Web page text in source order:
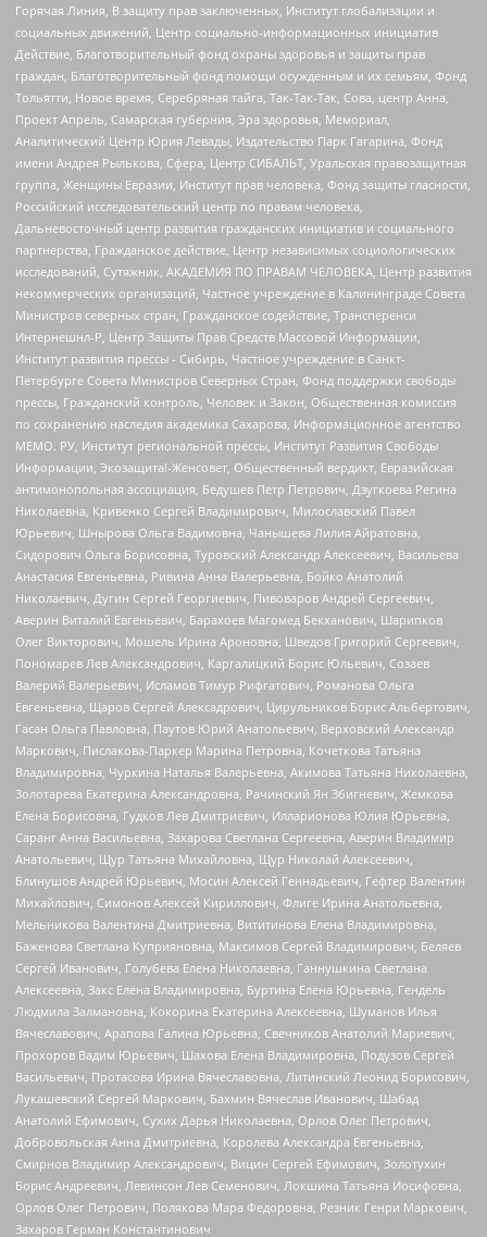
Горячая Линия, В защиту прав заключенных, Институт глобализации и
социальных движений, Центр социально-информационных инициатив
Действие, Благотворительный фонд охраны здоровья и защиты прав
граждан, Благотворительный фонд помощи осужденным и их семьям, Фонд
Тольятти, Новое время, Серебряная тайга, Так-Так-Так, Сова, центр Анна,
Проект Апрель, Самарская губерния, Эра здоровья, Мемориал,
Аналитический Центр Юрия Левады, Издательство Парк Гагарина, Фонд
имени Андрея Рылькова, Сфера, Центр СИБАЛЬТ, Уральская правозащитная
группа, Женщины Евразии, Институт прав человека, Фонд защиты гласности,
Российский исследовательский центр по правам человека,
Дальневосточный центр развития гражданских инициатив и социального
партнерства, Гражданское действие, Центр независимых социологических
исследований, Сутяжник, АКАДЕМИЯ ПО ПРАВАМ ЧЕЛОВЕКА, Центр развития
некоммерческих организаций, Частное учреждение в Калининграде Совета
Министров северных стран, Гражданское содействие, Трансперенси
Интернешнл-Р, Центр Защиты Прав Средств Массовой Информации,
Институт развития прессы - Сибирь, Частное учреждение в Санкт-
Петербурге Совета Министров Северных Стран, Фонд поддержки свободы
прессы, Гражданский контроль, Человек и Закон, Общественная комиссия
по сохранению наследия академика Сахарова, Информационное агентство
МЕМО. РУ, Институт региональной прессы, Институт Развития Свободы
Информации, Экозащита!-Женсовет, Общественный вердикт, Евразийская
антимонопольная ассоциация, Бедушев Петр Петрович, Дзугкоева Регина
Николаевна, Кривенко Сергей Владимирович, Милославский Павел
Юрьевич, Шнырова Ольга Вадимовна, Чанышева Лилия Айратовна,
Сидорович Ольга Борисовна, Туровский Александр Алексеевич, Васильева
Анастасия Евгеньевна, Ривина Анна Валерьевна, Бойко Анатолий
Николаевич, Дугин Сергей Георгиевич, Пивоваров Андрей Сергеевич,
Аверин Виталий Евгеньевич, Барахоев Магомед Бекханович, Шарипков
Олег Викторович, Мошель Ирина Ароновна, Шведов Григорий Сергеевич,
Пономарев Лев Александрович, Каргалицкий Борис Юльевич, Созаев
Валерий Валерьевич, Исламов Тимур Рифгатович, Романова Ольга
Евгеньевна, Щаров Сергей Алексадрович, Цирульников Борис Альбертович,
Гасан Ольга Павловна, Паутов Юрий Анатольевич, Верховский Александр
Маркович, Пислакова-Паркер Марина Петровна, Кочеткова Татьяна
Владимировна, Чуркина Наталья Валерьевна, Акимова Татьяна Николаевна,
Золотарева Екатерина Александровна, Рачинский Ян Збигневич, Жемкова
Елена Борисовна, Гудков Лев Дмитриевич, Илларионова Юлия Юрьевна,
Саранг Анна Васильевна, Захарова Светлана Сергеевна, Аверин Владимир
Анатольевич, Щур Татьяна Михайловна, Щур Николай Алексеевич,
Блинушов Андрей Юрьевич, Мосин Алексей Геннадьевич, Гефтер Валентин
Михайлович, Симонов Алексей Кириллович, Флиге Ирина Анатольевна,
Мельникова Валентина Дмитриевна, Вититинова Елена Владимировна,
Баженова Светлана Куприяновна, Максимов Сергей Владимирович, Беляев
Сергей Иванович, Голубева Елена Николаевна, Ганнушкина Светлана
Алексеевна, Закс Елена Владимировна, Буртина Елена Юрьевна, Гендель
Людмила Залмановна, Кокорина Екатерина Алексеевна, Шуманов Илья
Вячеславович, Арапова Галина Юрьевна, Свечников Анатолий Мариевич,
Прохоров Вадим Юрьевич, Шахова Елена Владимировна, Подузов Сергей
Васильевич, Протасова Ирина Вячеславовна, Литинский Леонид Борисович,
Лукашевский Сергей Маркович, Бахмин Вячеслав Иванович, Шабад
Анатолий Ефимович, Сухих Дарья Николаевна, Орлов Олег Петрович,
Добровольская Анна Дмитриевна, Королева Александра Евгеньевна,
Смирнов Владимир Александрович, Вицин Сергей Ефимович, Золотухин
Борис Андреевич, Левинсон Лев Семенович, Локшина Татьяна Иосифовна,
Орлов Олег Петрович, Полякова Мара Федоровна, Резник Генри Маркович,
Захаров Герман Константинович